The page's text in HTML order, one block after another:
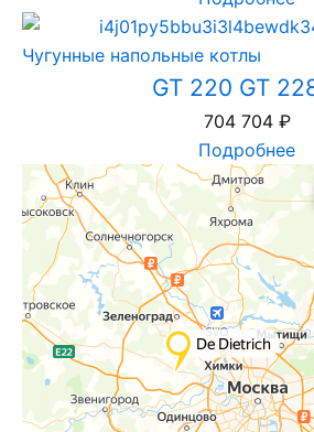
Чугунные напольные котлы
GT 220 GT
704 704 ₽
Подробнее